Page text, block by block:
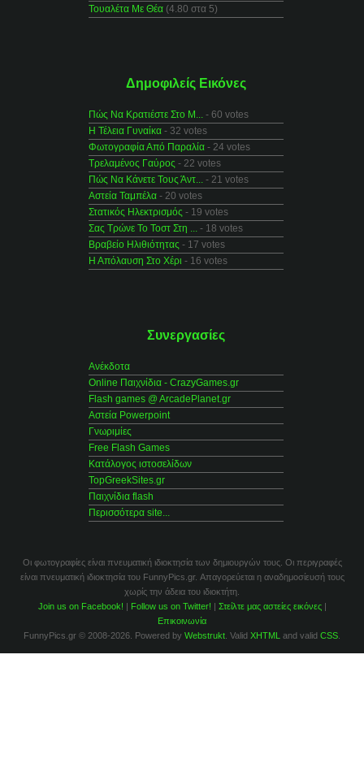
Τουαλέτα Με Θέα (4.80 στα 5)
Δημοφιλείς Εικόνες
Πώς Να Κρατιέστε Στο Μ... - 60 votes
Η Τέλεια Γυναίκα - 32 votes
Φωτογραφία Από Παραλία - 24 votes
Τρελαμένος Γαύρος - 22 votes
Πώς Να Κάνετε Τους Άντ... - 21 votes
Αστεία Ταμπέλα - 20 votes
Στατικός Ηλεκτρισμός - 19 votes
Σας Τρώνε Το Τοστ Στη ... - 18 votes
Βραβείο Ηλιθιότητας - 17 votes
Η Απόλαυση Στο Χέρι - 16 votes
Συνεργασίες
Ανέκδοτα
Online Παιχνίδια - CrazyGames.gr
Flash games @ ArcadePlanet.gr
Αστεία Powerpoint
Γνωριμίες
Free Flash Games
Κατάλογος ιστοσελίδων
TopGreekSites.gr
Παιχνίδια flash
Περισσότερα site...
Οι φωτογραφίες είναι πνευματική ιδιοκτησία των δημιουργών τους. Οι περιγραφές
είναι πνευματική ιδιοκτησία του FunnyPics.gr. Απαγορεύεται η αναδημοσίευσή τους
χωρίς την άδεια του ιδιοκτήτη.
Join us on Facebook!
Follow us on Twitter! Στείλτε μας αστείες εικόνες|
Επικοινωνία
FunnyPics.gr © 2008-2026. Powered by Webstrukt . Valid XHTML and valid CSS